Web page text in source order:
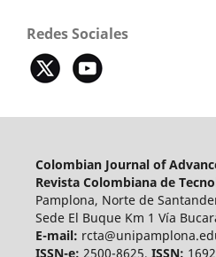
Redes Sociales
Colombian Journal of
Revista Colombiana de
Pamplona, Norte de
Sede El Buque Km 1 Vía
E-mail:
ISSN-e: 2500-8625, ISSN: